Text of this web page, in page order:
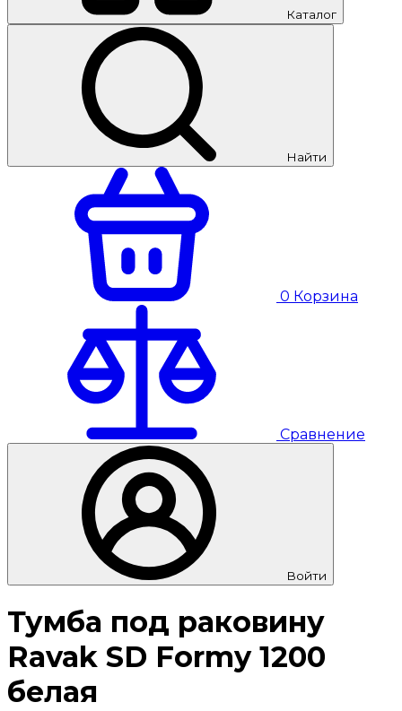
Каталог
Найти
0 Корзина
Сравнение
Войти
Тумба под раковину
Ravak SD Formy 1200
белая